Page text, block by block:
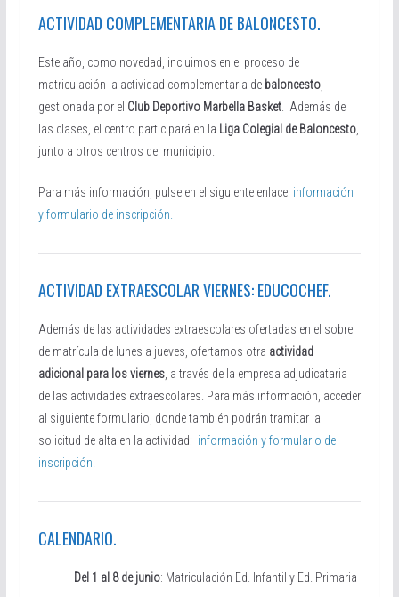
ACTIVIDAD COMPLEMENTARIA DE BALONCESTO.
Este año, como novedad, incluimos en el proceso de
matriculación la actividad complementaria de baloncesto,
gestionada por el Club Deportivo Marbella Basket. Además de
las clases, el centro participará en la Liga Colegial de Baloncesto,
junto a otros centros del municipio.
Para más información, pulse en el siguiente enlace: información
y formulario de inscripción.
ACTIVIDAD EXTRAESCOLAR VIERNES: EDUCOCHEF.
Además de las actividades extraescolares ofertadas en el sobre
de matrícula de lunes a jueves, ofertamos otra actividad
adicional para los viernes, a través de la empresa adjudicataria
de las actividades extraescolares. Para más información, acceder
al siguiente formulario, donde también podrán tramitar la
solicitud de alta en la actividad: información y formulario de
inscripción.
CALENDARIO.
Del 1 al 8 de junio: Matriculación Ed. Infantil y Ed. Primaria